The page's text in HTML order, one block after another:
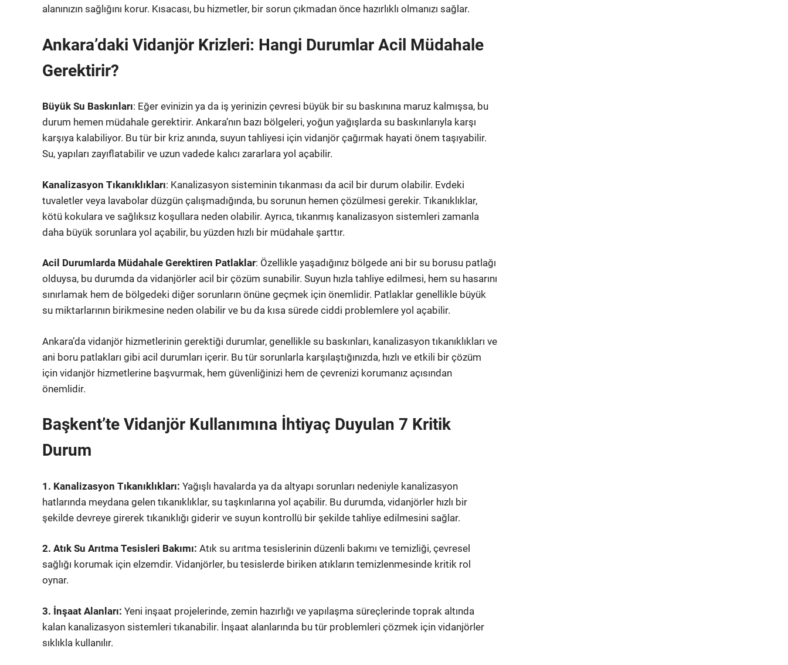
alanınızın sağlığını korur. Kısacası, bu hizmetler, bir sorun çıkmadan önce hazırlıklı olmanızı sağlar.
Ankara’daki Vidanjör Krizleri: Hangi Durumlar Acil Müdahale
Gerektirir?
Büyük Su Baskınları: Eğer evinizin ya da iş yerinizin çevresi büyük bir su baskınına maruz kalmışsa, bu
durum hemen müdahale gerektirir. Ankara’nın bazı bölgeleri, yoğun yağışlarda su baskınlarıyla karşı
karşıya kalabiliyor. Bu tür bir kriz anında, suyun tahliyesi için vidanjör çağırmak hayati önem taşıyabilir.
Su, yapıları zayıflatabilir ve uzun vadede kalıcı zararlara yol açabilir.
Kanalizasyon Tıkanıklıkları: Kanalizasyon sisteminin tıkanması da acil bir durum olabilir. Evdeki
tuvaletler veya lavabolar düzgün çalışmadığında, bu sorunun hemen çözülmesi gerekir. Tıkanıklıklar,
kötü kokulara ve sağlıksız koşullara neden olabilir. Ayrıca, tıkanmış kanalizasyon sistemleri zamanla
daha büyük sorunlara yol açabilir, bu yüzden hızlı bir müdahale şarttır.
Acil Durumlarda Müdahale Gerektiren Patlaklar: Özellikle yaşadığınız bölgede ani bir su borusu patlağı
olduysa, bu durumda da vidanjörler acil bir çözüm sunabilir. Suyun hızla tahliye edilmesi, hem su hasarını
sınırlamak hem de bölgedeki diğer sorunların önüne geçmek için önemlidir. Patlaklar genellikle büyük
su miktarlarının birikmesine neden olabilir ve bu da kısa sürede ciddi problemlere yol açabilir.
Ankara’da vidanjör hizmetlerinin gerektiği durumlar, genellikle su baskınları, kanalizasyon tıkanıklıkları ve
ani boru patlakları gibi acil durumları içerir. Bu tür sorunlarla karşılaştığınızda, hızlı ve etkili bir çözüm
için vidanjör hizmetlerine başvurmak, hem güvenliğinizi hem de çevrenizi korumanız açısından
önemlidir.
Başkent’te Vidanjör Kullanımına İhtiyaç Duyulan 7 Kritik
Durum
1. Kanalizasyon Tıkanıklıkları: Yağışlı havalarda ya da altyapı sorunları nedeniyle kanalizasyon
hatlarında meydana gelen tıkanıklıklar, su taşkınlarına yol açabilir. Bu durumda, vidanjörler hızlı bir
şekilde devreye girerek tıkanıklığı giderir ve suyun kontrollü bir şekilde tahliye edilmesini sağlar.
2. Atık Su Arıtma Tesisleri Bakımı: Atık su arıtma tesislerinin düzenli bakımı ve temizliği, çevresel
sağlığı korumak için elzemdir. Vidanjörler, bu tesislerde biriken atıkların temizlenmesinde kritik rol
oynar.
3. İnşaat Alanları: Yeni inşaat projelerinde, zemin hazırlığı ve yapılaşma süreçlerinde toprak altında
kalan kanalizasyon sistemleri tıkanabilir. İnşaat alanlarında bu tür problemleri çözmek için vidanjörler
sıklıkla kullanılır.